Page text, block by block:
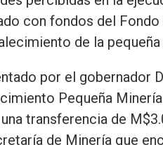
con fondos del
de la
por el gobernador
Pequeña
transferencia de
de Minería que